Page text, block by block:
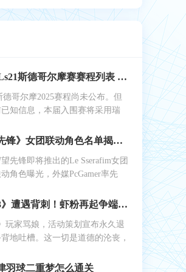
CS2EPLs21斯德哥尔摩赛赛程列表 EPLs21斯德哥尔摩赛结果公布
德哥尔摩2025赛程尚未公布。但
知信息，本届入围赛将采用瑞
《守望先锋》女团联动角色名单揭晓：艾什、朱诺、天使、伊拉锐与D.Va！
先锋即将推出的Le Sserafim女团
角色曝光，外媒PcGamer率先
《剑网3》遭遇背刺！虾粉再起争端，工作室和白眼策划开始反噬
玩家骂娘，活动策划宣布永久退
地吐槽。这一切是道德的沦丧，
羽球二重梦怎么通关